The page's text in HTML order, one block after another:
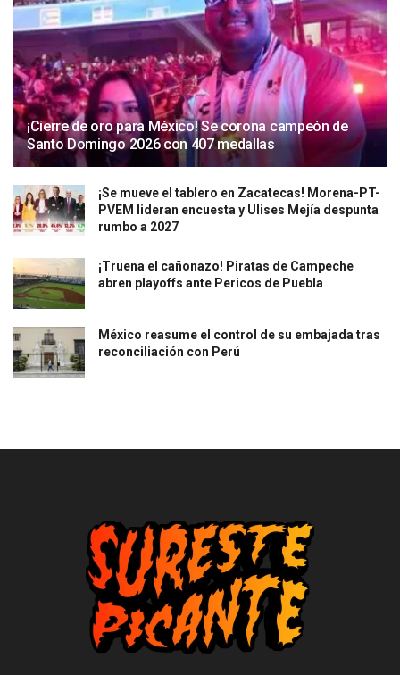
¡Cierre de oro para México! Se corona campeón de
Santo Domingo 2026 con 407 medallas
¡Se mueve el tablero en Zacatecas! Morena-PT-
PVEM lideran encuesta y Ulises Mejía despunta
rumbo a 2027
¡Truena el cañonazo! Piratas de Campeche
abren playoffs ante Pericos de Puebla
México reasume el control de su embajada tras
reconciliación con Perú